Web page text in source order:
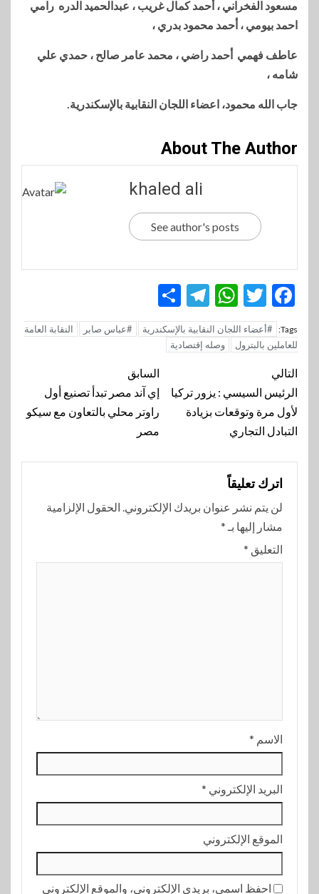
مسعود الفخراني ، أحمد كمال غريب ، عبدالحميد الدره رامي
احمد بيومي ، أحمد محمود بدري ،
عاطف فهمي أحمد راضي ، محمد عامر صالح ، حمدي علي
شامه ،
جاب الله محمود، اعضاء اللجان النقابية بالإسكندرية.
About The Author
khaled ali
See author's posts
Facebook
Twitter
WhatsApp
Telegram
Tags: #أعضاء اللجان النقابية بالإسكندرية #عباس صابر
النقابة العامة
للعاملين بالبترول
وصله إقتصادية
تنقل
المقالة
السابق
إي آند مصر تبدأ تصنيع أول
راوتر محلي بالتعاون مع سيكو
مصر
التالي
الرئيس السيسي : يزور تركيا
لأول مرة وتوقعات بزيادة
التبادل التجاري
اترك تعليقاً
لن يتم نشر عنوان بريدك الإلكتروني. الحقول الإلزامية
مشار إليها بـ *
التعليق *
الاسم *
البريد الإلكتروني *
الموقع الإلكتروني
احفظ اسمي، بريدي الإلكتروني، والموقع الإلكتروني